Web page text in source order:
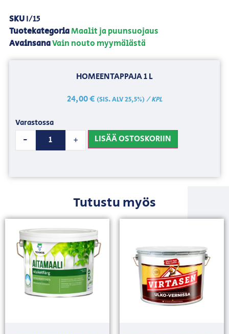
SKUI/15
TuotekategoriaMaalit ja puunsuojaus
AvainsanaVain nouto myymälästä
HOMEENTAPPAJA 1 L
24,00€ (SIS. ALV 25,5%)/ KPL
Varastossa
- + LISÄÄ OSTOSKORIIN
Tutustu myös